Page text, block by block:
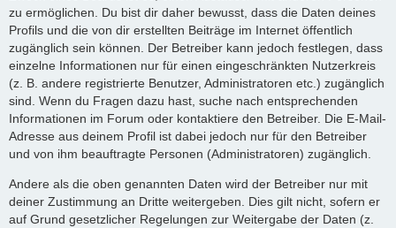
zu ermöglichen. Du bist dir daher bewusst, dass die Daten deines
Profils und die von dir erstellten Beiträge im Internet öffentlich
zugänglich sein können. Der Betreiber kann jedoch festlegen, dass
einzelne Informationen nur für einen eingeschränkten Nutzerkreis
(z. B. andere registrierte Benutzer, Administratoren etc.) zugänglich
sind. Wenn du Fragen dazu hast, suche nach entsprechenden
Informationen im Forum oder kontaktiere den Betreiber. Die E-Mail-
Adresse aus deinem Profil ist dabei jedoch nur für den Betreiber
und von ihm beauftragte Personen (Administratoren) zugänglich.
Andere als die oben genannten Daten wird der Betreiber nur mit
deiner Zustimmung an Dritte weitergeben. Dies gilt nicht, sofern er
auf Grund gesetzlicher Regelungen zur Weitergabe der Daten (z.